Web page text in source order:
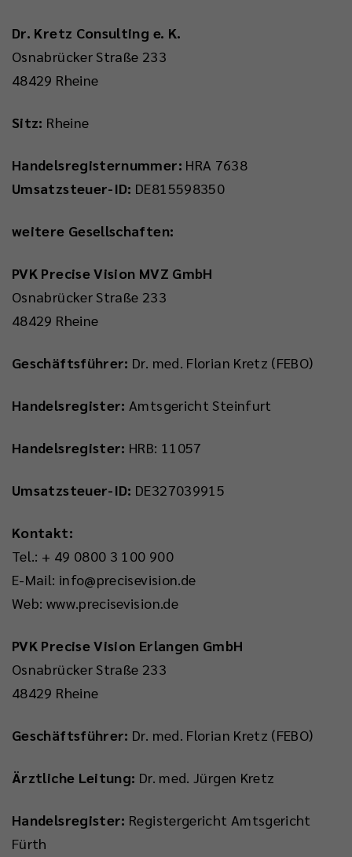
Dr. Kretz Consulting e. K.
Osnabrücker Straße 233
48429 Rheine
Sitz: Rheine
Handelsregisternummer: HRA 7638
Umsatzsteuer-ID: DE815598350
weitere Gesellschaften:
PVK Precise Vision MVZ GmbH
Osnabrücker Straße 233
48429 Rheine
Geschäftsführer: Dr. med. Florian Kretz (FEBO)
Handelsregister: Amtsgericht Steinfurt
Handelsregister: HRB: 11057
Umsatzsteuer-ID: DE327039915
Kontakt:
Tel.: + 49 0800 3 100 900
E-Mail: info@precisevision.de
Web: www.precisevision.de
PVK Precise Vision Erlangen GmbH
Osnabrücker Straße 233
48429 Rheine
Geschäftsführer: Dr. med. Florian Kretz (FEBO)
Ärztliche Leitung: Dr. med. Jürgen Kretz
Handelsregister: Registergericht Amtsgericht
Fürth